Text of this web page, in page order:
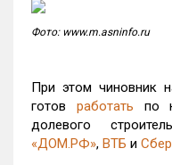
Фото: www.m.asninfo.ru
При этом чиновник
готов работать по
долевого
«ДОМ.РФ», ВТБ и